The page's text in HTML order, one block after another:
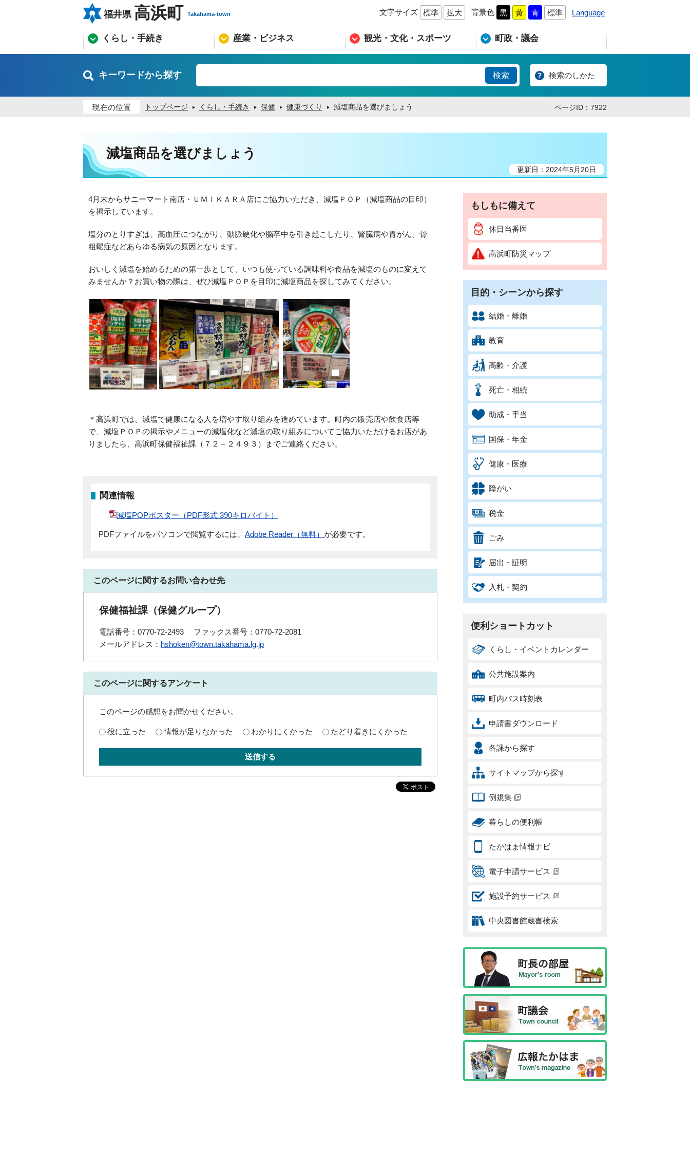
福井県 高浜町 Takahama-town 文字サイズ 標準 拡大 背景色 黒 黄 青 標準 Language
くらし・手続き 産業・ビジネス 観光・文化・スポーツ 町政・議会
キーワードから探す 検索のしかた
現在の位置 トップページ くらし・手続き 保健 健康づくり 減塩商品を選びましょう ページID：7922
減塩商品を選びましょう
更新日：2024年5月20日
4月末からサニーマート南店・ＵＭＩＫＡＲＡ店にご協力いただき、減塩ＰＯＰ（減塩商品の目印）
を掲示しています。
塩分のとりすぎは、高血圧につながり、動脈硬化や脳卒中を引き起こしたり、腎臓病や胃がん、骨
粗鬆症などあらゆる病気の原因となります。
おいしく減塩を始めるための第一歩として、いつも使っている調味料や食品を減塩のものに変えて
みませんか？お買い物の際は、ぜひ減塩ＰＯＰを目印に減塩商品を探してみてください。
＊高浜町では、減塩で健康になる人を増やす取り組みを進めています。町内の販売店や飲食店等
で、減塩ＰＯＰの掲示やメニューの減塩化など減塩の取り組みについてご協力いただけるお店があ
りましたら、高浜町保健福祉課（７２－２４９３）までご連絡ください。
関連情報
減塩POPポスター（PDF形式 390キロバイト）
PDFファイルをパソコンで閲覧するには、 Adobe Reader（無料） が必要です。
このページに関するお問い合わせ先
保健福祉課（保健グループ）
電話番号：0770-72-2493
ファックス番号：0770-72-2081
メールアドレス： hshoken@town.takahama.lg.jp
このページに関するアンケート
このページの感想をお聞かせください。
役に立った 情報が足りなかった わかりにくかった たどり着きにくかった
送信する
もしもに備えて
休日当番医
高浜町防災マップ
目的・シーンから探す
結婚・離婚
教育
高齢・介護
死亡・相続
助成・手当
国保・年金
健康・医療
障がい
税金
ごみ
届出・証明
入札・契約
便利ショートカット
くらし・イベントカレンダー
公共施設案内
町内バス時刻表
申請書ダウンロード
各課から探す
サイトマップから探す
例規集
暮らしの便利帳
たかはま情報ナビ
電子申請サービス
施設予約サービス
中央図書館蔵書検索